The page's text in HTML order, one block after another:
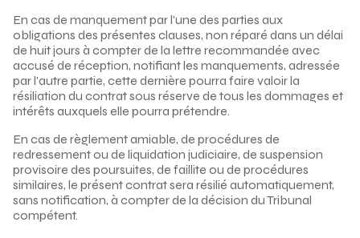
En cas de manquement par l'une des parties aux
obligations des présentes clauses, non réparé dans un délai
de huit jours à compter de la lettre recommandée avec
accusé de réception, notifiant les manquements, adressée
par l'autre partie, cette dernière pourra faire valoir la
résiliation du contrat sous réserve de tous les dommages et
intérêts auxquels elle pourra prétendre.
En cas de règlement amiable, de procédures de
redressement ou de liquidation judiciaire, de suspension
provisoire des poursuites, de faillite ou de procédures
similaires, le présent contrat sera résilié automatiquement,
sans notification, à compter de la décision du Tribunal
compétent.